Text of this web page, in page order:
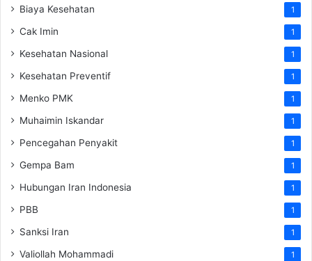
Biaya Kesehatan 1
Cak Imin 1
Kesehatan Nasional 1
Kesehatan Preventif 1
Menko PMK 1
Muhaimin Iskandar 1
Pencegahan Penyakit 1
Gempa Bam 1
Hubungan Iran Indonesia 1
PBB 1
Sanksi Iran 1
Valiollah Mohammadi 1